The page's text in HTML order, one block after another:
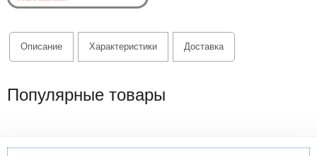
Описание Характеристики Доставка
Популярные товары